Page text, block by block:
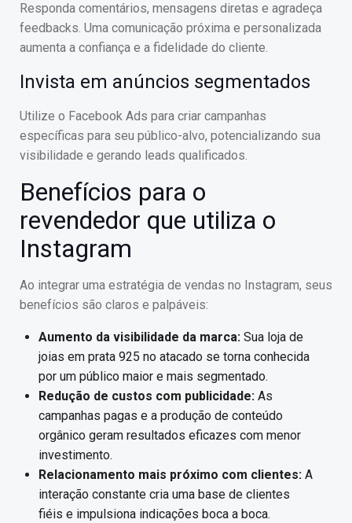
Responda comentários, mensagens diretas e agradeça
feedbacks. Uma comunicação próxima e personalizada
aumenta a confiança e a fidelidade do cliente.
Invista em anúncios segmentados
Utilize o Facebook Ads para criar campanhas
específicas para seu público-alvo, potencializando sua
visibilidade e gerando leads qualificados.
Benefícios para o
revendedor que utiliza o
Instagram
Ao integrar uma estratégia de vendas no Instagram, seus
benefícios são claros e palpáveis:
Aumento da visibilidade da marca: Sua loja de
joias em prata 925 no atacado se torna conhecida
por um público maior e mais segmentado.
Redução de custos com publicidade: As
campanhas pagas e a produção de conteúdo
orgânico geram resultados eficazes com menor
investimento.
Relacionamento mais próximo com clientes: A
interação constante cria uma base de clientes
fiéis e impulsiona indicações boca a boca.